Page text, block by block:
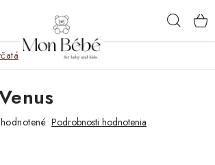
Podrobnosti hodnotenia